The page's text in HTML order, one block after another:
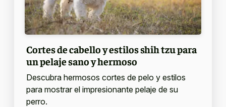
Cortes de cabello y estilos shih tzu para
un pelaje sano y hermoso
Descubra hermosos cortes de pelo y estilos
para mostrar el impresionante pelaje de su
perro.